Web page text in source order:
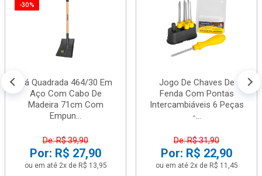
-30%
Pá Quadrada 464/30 Em
Aço Com Cabo De
Madeira 71cm Com
Empun...
De: R$ 39,90
Por: R$ 27,90
ou em até 2x de R$ 13,95
Jogo De Chaves De
Fenda Com Pontas
Intercambiáveis 6 Peças
-...
De: R$ 31,90
Por: R$ 22,90
ou em até 2x de R$ 11,45